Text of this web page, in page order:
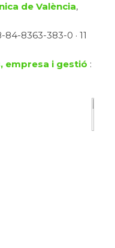
de València,
84-8363-383-0 · 11
empresa i gestió :